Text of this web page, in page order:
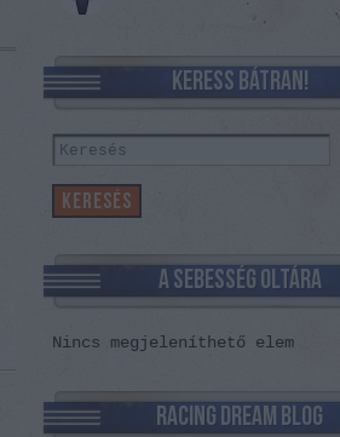
KERESS BÁTRAN!
A SEBESSÉG OLTÁRA
Nincs megjeleníthető elem
RACING DREAM BLOG